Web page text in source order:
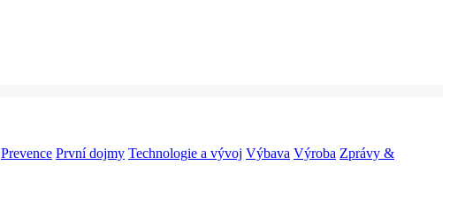
Prevence První dojmy Technologie a vývoj Výbava Výroba Zprávy &